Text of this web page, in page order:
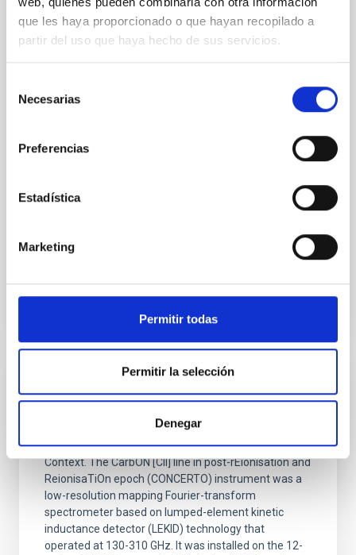
que les haya proporcionado o que hayan recopilado a
partir del uso que haya hecho de sus servicios.
Necesarias
Preferencias
Estadística
Marketing
Permitir todas
Permitir la selección
Denegar
Joining forces: 30 years of optical
monitoring of the Einstein Cross
observations from different observatories in both
technique. This technique uses a region far enough
BIBCODE 2026A&A...710A..70S
NÚMERO DE CITAS 0
CONCERTO: Forward modelling of
interferograms for calibration
Context. The CarbON [CII] line in post-rEionisation and
ReionisaTiOn epoch (CONCERTO) instrument was a
low-resolution mapping Fourier-transform
spectrometer based on lumped-element kinetic
inductance detector (LEKID) technology that
operated at 130-310 GHz. It was installed on the 12-